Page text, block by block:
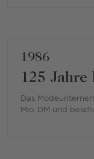
1986
125 Jahre
Das
Mio. DM und